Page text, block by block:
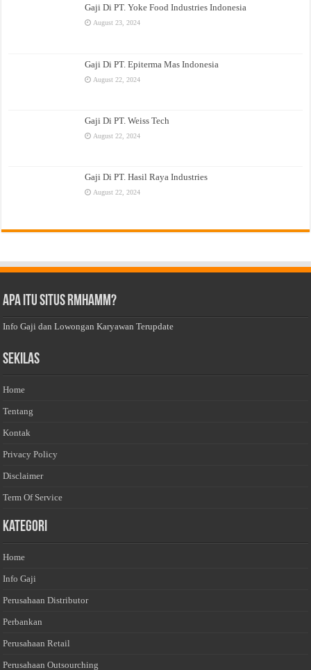
Gaji Di PT. Yoke Food Industries Indonesia
August 23, 2024
Gaji Di PT. Epiterma Mas Indonesia
August 22, 2024
Gaji Di PT. Weiss Tech
August 22, 2024
Gaji Di PT. Hasil Raya Industries
August 22, 2024
Apa Itu Situs Rmhamm?
Info Gaji dan Lowongan Karyawan Terupdate
Sekilas
Home
Tentang
Kontak
Privacy Policy
Disclaimer
Term Of Service
Kategori
Home
Info Gaji
Perusahaan Distributor
Perbankan
Perusahaan Retail
Perusahaan Outsourching